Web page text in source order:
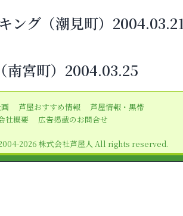
ング（潮見町）
南宮町）2004.03.25
芦屋おすすめ情報
芦屋情報・黒帯
社概要 広告掲載のお問合せ
2026 株式会社芦屋人 All rights reserved.